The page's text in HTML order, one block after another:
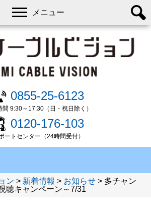
0855-25-6123
間 9:30～17:30（日・祝日除く）
0120-176-103
ートセンター（24時間受付）
メニュー
ン > 新着情報 > お知らせ > 多チャン
聴キャンペーン～7/31